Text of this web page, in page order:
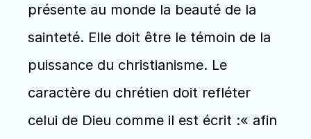
présente au monde la beauté de la
sainteté. Elle doit être le témoin de la
puissance du christianisme. Le
caractère du chrétien doit refléter
celui de Dieu comme il est écrit :« afin